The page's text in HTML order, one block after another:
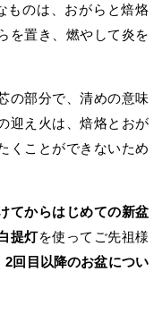
ものは、おがらと焙烙
を置き、燃やして炎を
の部分で、清めの意味
迎え火は、焙烙とおが
くことができないため
てからはじめての新盆
提灯を使ってご先祖様
2回目以降のお盆につい